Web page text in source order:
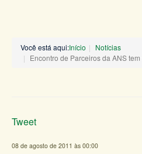
Você está aqui:Início
Notícias
Encontro de Parceiros da ANS
Tweet
08 de agosto de 2011 às 00:00